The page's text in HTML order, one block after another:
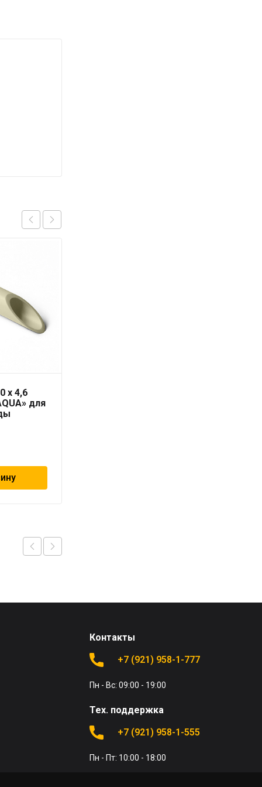
x 4,6
для
Контакты
+7 (921) 958-1-777
Пн - Вс: 09:00 - 19:00
Тех. поддержка
+7 (921) 958-1-555
Пн - Пт: 10:00 - 18:00